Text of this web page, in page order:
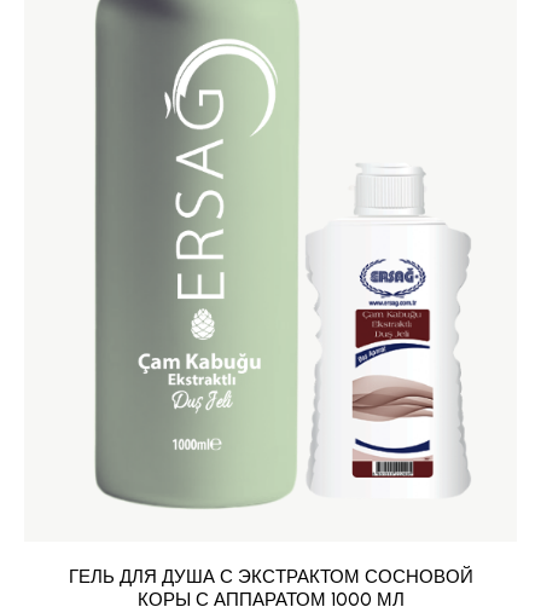
ГЕЛЬ ДЛЯ ДУША С ЭКСТРАКТОМ СОСНОВОЙ
КОРЫ С АППАРАТОМ 1000 МЛ